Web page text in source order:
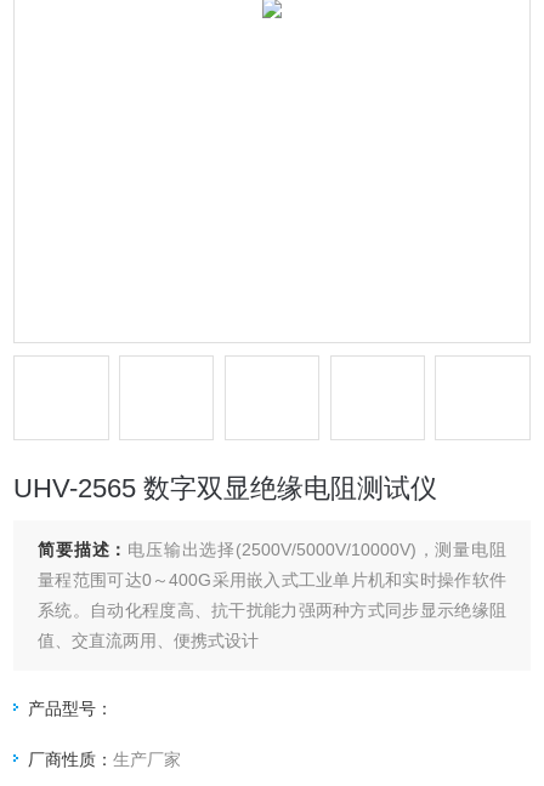
UHV-2565 数字双显绝缘电阻测试仪
简要描述： 电压输出选择(2500V/5000V/10000V)，测量电阻
量程范围可达0～400G采用嵌入式工业单片机和实时操作软件
系统。自动化程度高、抗干扰能力强两种方式同步显示绝缘阻
值、交直流两用、便携式设计
产品型号：
厂商性质：生产厂家